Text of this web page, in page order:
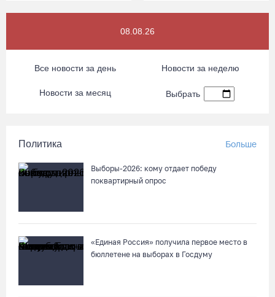
08.08.26
Все новости за день Новости за неделю
Новости за месяц Выбрать
Политика Больше
Выборы-2026: кому отдает победу
поквартирный опрос
«Единая Россия» получила первое место в
бюллетене на выборах в Госдуму